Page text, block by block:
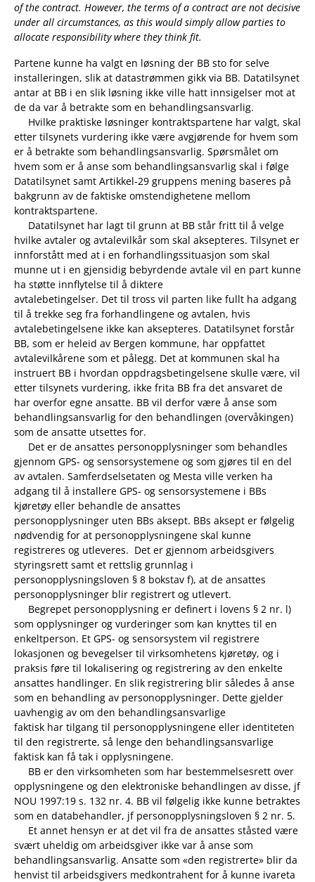
of the contract. However, the terms of a contract are not decisive
under all circumstances, as this would simply allow parties to
allocate responsibility where they think fit.
Partene kunne ha valgt en løsning der BB sto for selve
installeringen, slik at datastrømmen gikk via BB. Datatilsynet
antar at BB i en slik løsning ikke ville hatt innsigelser mot at
de da var å betrakte som en behandlingsansvarlig.
Hvilke praktiske løsninger kontraktspartene har valgt, skal
etter tilsynets vurdering ikke være avgjørende for hvem som
er å betrakte som behandlingsansvarlig. Spørsmålet om
hvem som er å anse som behandlingsansvarlig skal i følge
Datatilsynet samt Artikkel-29 gruppens mening baseres på
bakgrunn av de faktiske omstendighetene mellom
kontraktspartene.
Datatilsynet har lagt til grunn at BB står fritt til å velge
hvilke avtaler og avtalevilkår som skal aksepteres. Tilsynet er
innforstått med at i en forhandlingssituasjon som skal
munne ut i en gjensidig bebyrdende avtale vil en part kunne
ha støtte innflytelse til å diktere
avtalebetingelser. Det til tross vil parten like fullt ha adgang
til å trekke seg fra forhandlingene og avtalen, hvis
avtalebetingelsene ikke kan aksepteres. Datatilsynet forstår
BB, som er heleid av Bergen kommune, har oppfattet
avtalevilkårene som et pålegg. Det at kommunen skal ha
instruert BB i hvordan oppdragsbetingelsene skulle være, vil
etter tilsynets vurdering, ikke frita BB fra det ansvaret de
har overfor egne ansatte. BB vil derfor være å anse som
behandlingsansvarlig for den behandlingen (overvåkingen)
som de ansatte utsettes for.
Det er de ansattes personopplysninger som behandles
gjennom GPS- og sensorsystemene og som gjøres til en del
av avtalen. Samferdselsetaten og Mesta ville verken ha
adgang til å installere GPS- og sensorsystemene i BBs
kjøretøy eller behandle de ansattes
personopplysninger uten BBs aksept. BBs aksept er følgelig
nødvendig for at personopplysningene skal kunne
registreres og utleveres. Det er gjennom arbeidsgivers
styringsrett samt et rettslig grunnlag i
personopplysningsloven § 8 bokstav f), at de ansattes
personopplysninger blir registrert og utlevert.
Begrepet personopplysning er definert i lovens § 2 nr. l)
som opplysninger og vurderinger som kan knyttes til en
enkeltperson. Et GPS- og sensorsystem vil registrere
lokasjonen og bevegelser til virksomhetens kjøretøy, og i
praksis føre til lokalisering og registrering av den enkelte
ansattes handlinger. En slik registrering blir således å anse
som en behandling av personopplysninger. Dette gjelder
uavhengig av om den behandlingsansvarlige
faktisk har tilgang til personopplysningene eller identiteten
til den registrerte, så lenge den behandlingsansvarlige
faktisk kan få tak i opplysningene.
BB er den virksomheten som har bestemmelsesrett over
opplysningene og den elektroniske behandlingen av disse, jf
NOU 1997:19 s. 132 nr. 4. BB vil følgelig ikke kunne betraktes
som en databehandler, jf personopplysningsloven § 2 nr. 5.
Et annet hensyn er at det vil fra de ansattes ståsted være
svært uheldig om arbeidsgiver ikke var å anse som
behandlingsansvarlig. Ansatte som «den registrerte» blir da
henvist til arbeidsgivers medkontrahent for å kunne ivareta